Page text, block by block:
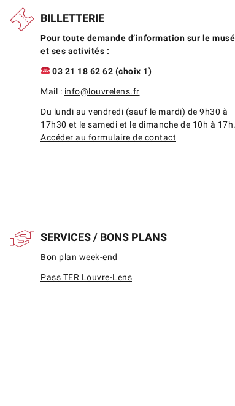
BILLETTERIE
Pour toute demande d’information sur le
et ses activités :
03 21 18 62 62 (choix 1)
Mail : info@louvrelens.fr
Du lundi au vendredi (sauf le mardi) de 9h30 à
17h30 et le samedi et le dimanche de 10h à 17h.
Accéder au formulaire de contact
SERVICES / BONS PLANS
Bon plan week-end
Pass TER Louvre-Lens